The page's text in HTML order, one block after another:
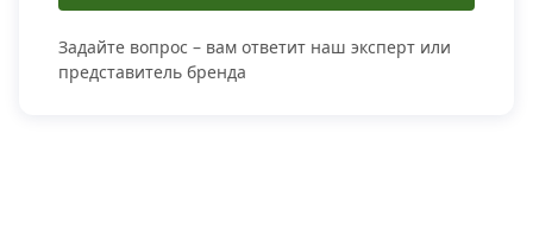
Задайте вопрос – вам ответит наш эксперт или
представитель бренда